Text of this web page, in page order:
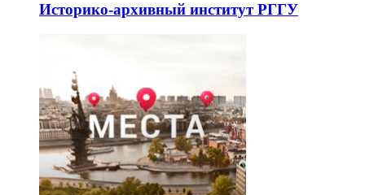
Историко-архивный институт РГГУ